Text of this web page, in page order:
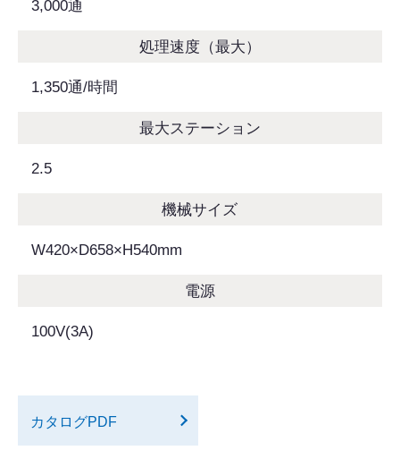
3,000通
処理速度（最大）
1,350通/時間
最大ステーション
2.5
機械サイズ
W420×D658×H540mm
電源
100V(3A)
カタログPDF